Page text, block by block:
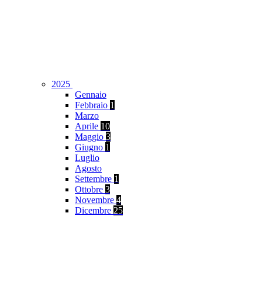
2025
Gennaio
Febbraio 1
Marzo
Aprile 10
Maggio 3
Giugno 1
Luglio
Agosto
Settembre 1
Ottobre 3
Novembre 4
Dicembre 25